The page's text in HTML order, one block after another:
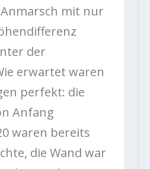
mit nur
der
erwartet waren
perfekt: die
Anfang
waren bereits
die Wand war